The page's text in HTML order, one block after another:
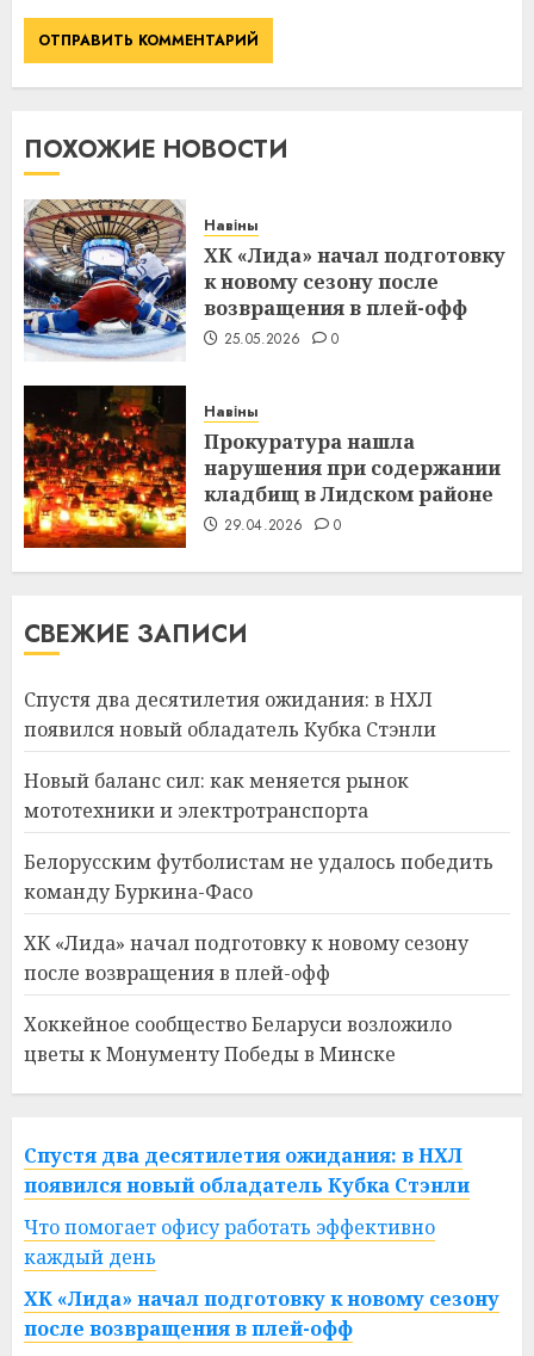
ПОХОЖИЕ НОВОСТИ
Навіны
ХК «Лида» начал подготовку
к новому сезону после
возвращения в плей-офф
25.05.2026 0
Навіны
Прокуратура нашла
нарушения при содержании
кладбищ в Лидском районе
29.04.2026 0
СВЕЖИЕ ЗАПИСИ
Спустя два десятилетия ожидания: в НХЛ
появился новый обладатель Кубка Стэнли
Новый баланс сил: как меняется рынок
мототехники и электротранспорта
Белорусским футболистам не удалось победить
команду Буркина-Фасо
ХК «Лида» начал подготовку к новому сезону
после возвращения в плей-офф
Хоккейное сообщество Беларуси возложило
цветы к Монументу Победы в Минске
Спустя два десятилетия ожидания: в НХЛ
появился новый обладатель Кубка Стэнли
Что помогает офису работать эффективно
каждый день
ХК «Лида» начал подготовку к новому сезону
после возвращения в плей-офф